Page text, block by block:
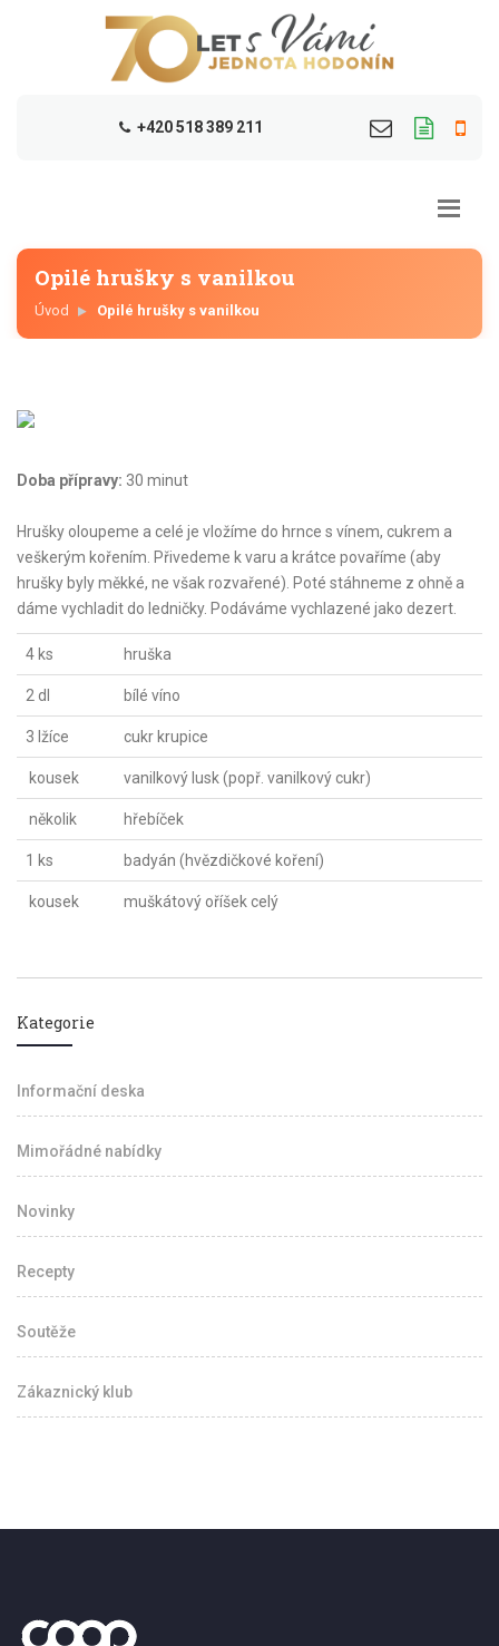
+420 518 389 211
Opilé hrušky s vanilkou
Úvod Opilé hrušky s vanilkou
Doba přípravy: 30 minut
Hrušky oloupeme a celé je vložíme do hrnce s vínem, cukrem a
veškerým kořením. Přivedeme k varu a krátce povaříme (aby
hrušky byly měkké, ne však rozvařené). Poté stáhneme z ohně a
dáme vychladit do ledničky. Podáváme vychlazené jako dezert.
4 ks hruška
2 dl bílé víno
3 lžíce cukr krupice
kousek vanilkový lusk (popř. vanilkový cukr)
několik hřebíček
1 ks badyán (hvězdičkové koření)
kousek muškátový oříšek celý
Kategorie
Informační deska
Mimořádné nabídky
Novinky
Recepty
Soutěže
Zákaznický klub